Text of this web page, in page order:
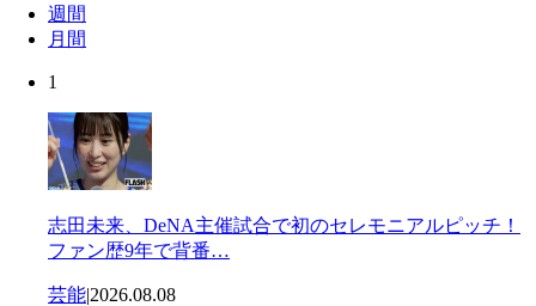
週間
月間
1
志田未来、DeNA主催試合で初のセレモニアルピッチ！
ファン歴9年で背番…
芸能|2026.08.08